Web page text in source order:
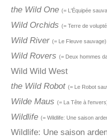
the Wild One (= L'Équipée
Wild Orchids (= Terre de
Wild River (= Le Fleuve sauvage)
Wild Rovers (= Deux hommes
Wild Wild West
the Wild Robot (= Le Robot
Wilde Maus (= La Tête à
Wildlife (= Wildlife: Une saison
Wildlife: Une saison